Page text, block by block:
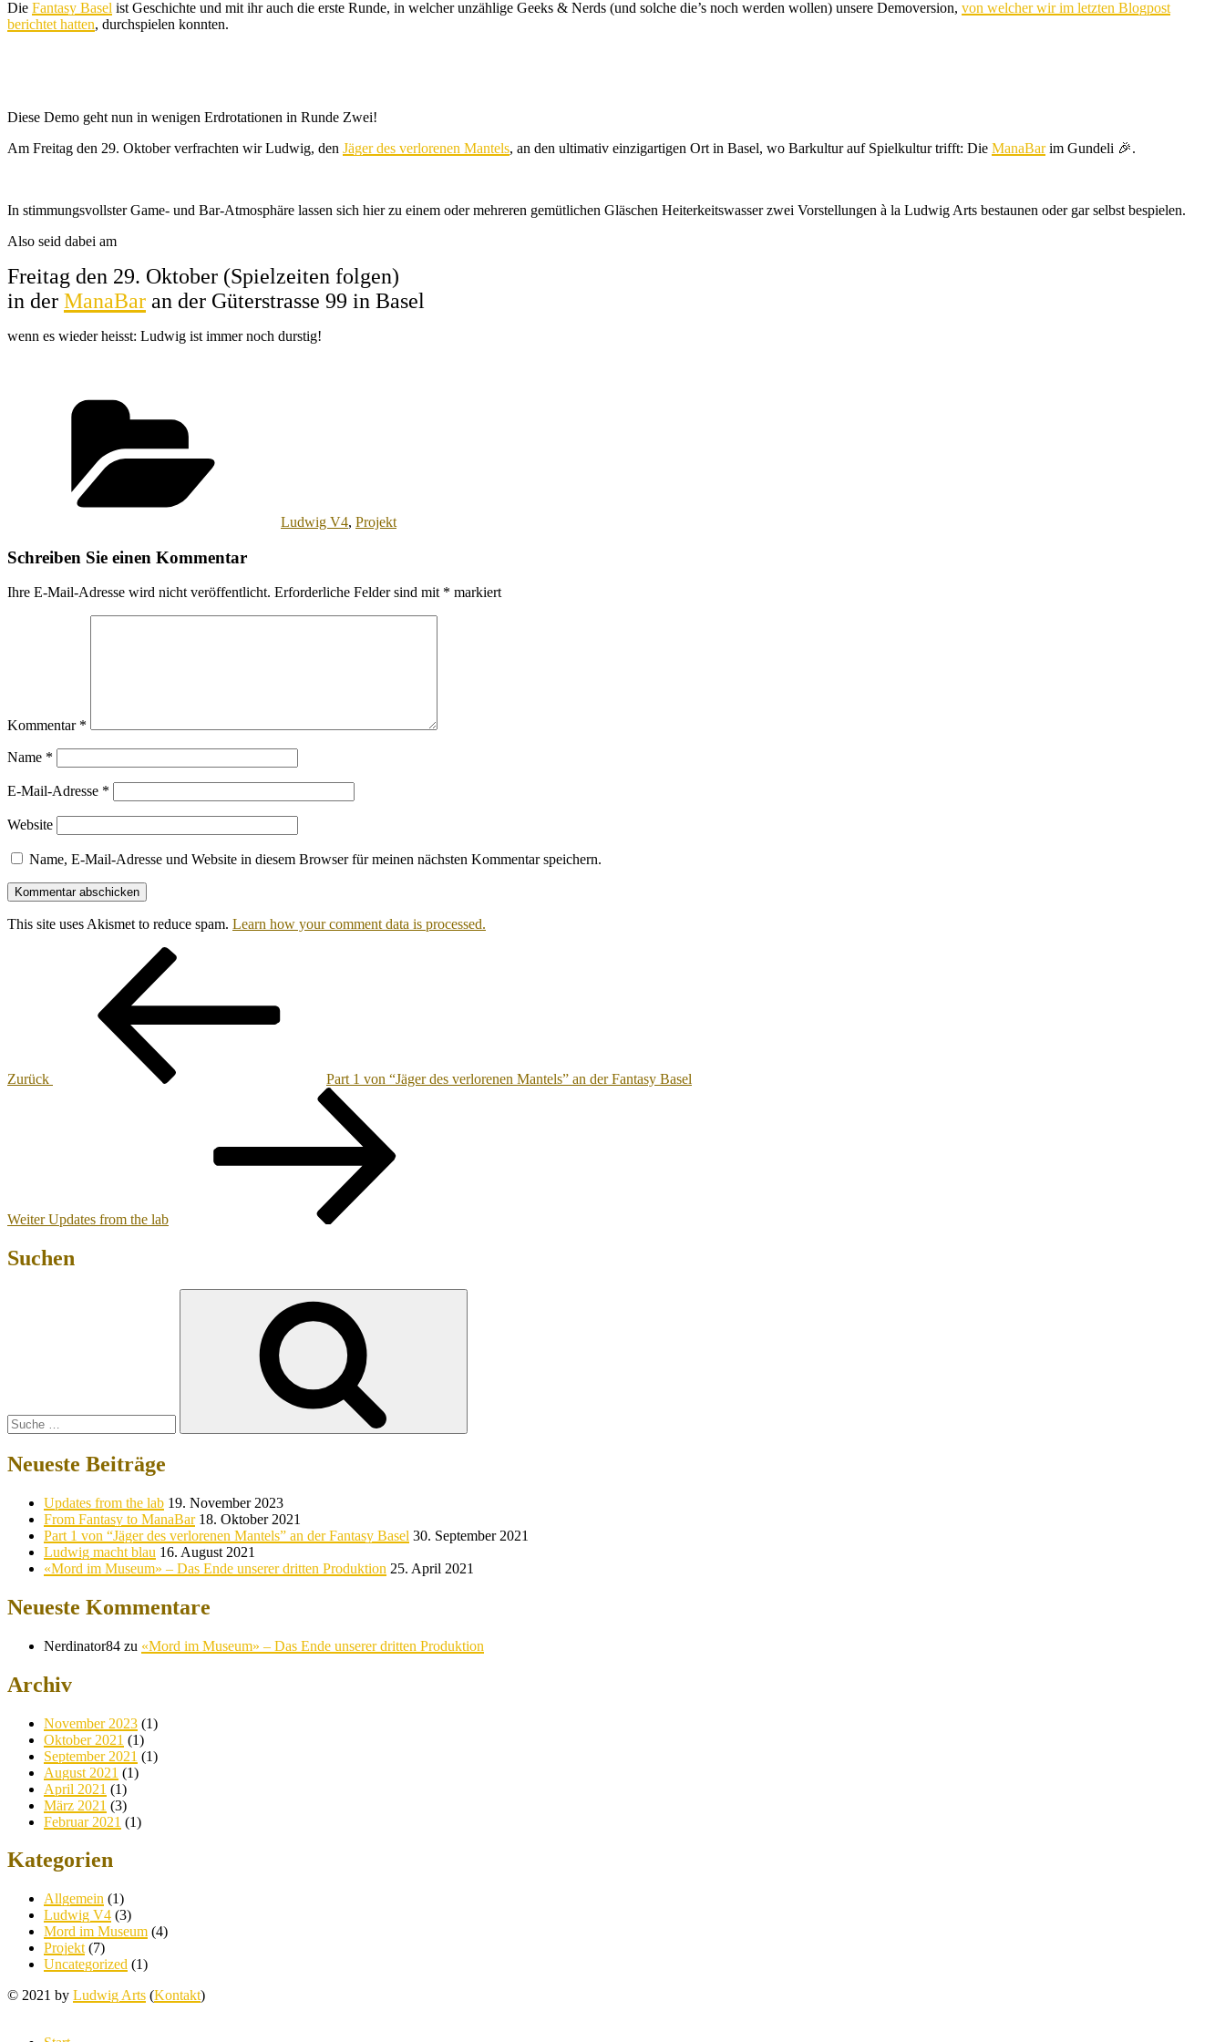
Die Fantasy Basel ist Geschichte und mit ihr auch die erste Runde, in welcher unzählige Geeks & Nerds (und solche die’s noch werden wollen) unsere Demoversion, von welcher wir im letzten Blogpost
berichtet hatten, durchspielen konnten.
Diese Demo geht nun in wenigen Erdrotationen in Runde Zwei!
Am Freitag den 29. Oktober verfrachten wir Ludwig, den Jäger des verlorenen Mantels, an den ultimativ einzigartigen Ort in Basel, wo Barkultur auf Spielkultur trifft: Die ManaBarim Gundeli 🎉.
In stimmungsvollster Game- und Bar-Atmosphäre lassen sich hier zu einem oder mehreren gemütlichen Gläschen Heiterkeitswasser zwei Vorstellungen à la Ludwig Arts bestaunen oder gar selbst bespielen.
Also seid dabei am
Freitag den 29. Oktober (Spielzeiten folgen)
in der ManaBar an der Güterstrasse 99 in Basel
wenn es wieder heisst: Ludwig ist immer noch durstig!
Ludwig V4, Projekt
Schreiben Sie einen Kommentar
Ihre E-Mail-Adresse wird nicht veröffentlicht. Erforderliche Felder sind mit * markiert
Kommentar *
Name *
E-Mail-Adresse *
Website
Name, E-Mail-Adresse und Website in diesem Browser für meinen nächsten Kommentar speichern.
This site uses Akismet to reduce spam. Learn how your comment data is processed.
Beitragsnavigation
Zurück
Part 1 von “Jäger des verlorenen Mantels” an der Fantasy Basel
Weiter Updates from the lab
Suchen
Neueste Beiträge
Updates from the lab 19. November 2023
From Fantasy to ManaBar 18. Oktober 2021
Part 1 von “Jäger des verlorenen Mantels” an der Fantasy Basel 30. September 2021
Ludwig macht blau 16. August 2021
«Mord im Museum» – Das Ende unserer dritten Produktion 25. April 2021
Neueste Kommentare
Nerdinator84 zu «Mord im Museum» – Das Ende unserer dritten Produktion
Archiv
November 2023 (1)
Oktober 2021 (1)
September 2021 (1)
August 2021 (1)
April 2021 (1)
März 2021 (3)
Februar 2021 (1)
Kategorien
Allgemein (1)
Ludwig V4 (3)
Mord im Museum (4)
Projekt (7)
Uncategorized (1)
© 2021 by Ludwig Arts (Kontakt)